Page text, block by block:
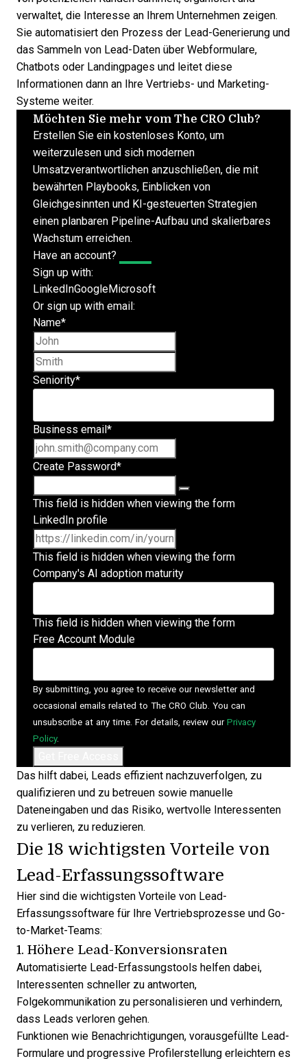
verwaltet, die Interesse an Ihrem Unternehmen zeigen.
Sie automatisiert den Prozess der Lead-Generierung und
das Sammeln von Lead-Daten über Webformulare,
Chatbots oder Landingpages und leitet diese
Informationen dann an Ihre Vertriebs- und Marketing-
Systeme weiter.
Möchten Sie mehr vom The CRO Club?
Erstellen Sie ein kostenloses Konto, um
weiterzulesen und sich modernen
Umsatzverantwortlichen anzuschließen, die mit
bewährten Playbooks, Einblicken von
Gleichgesinnten und KI-gesteuerten Strategien
einen planbaren Pipeline-Aufbau und skalierbares
Wachstum erreichen.
Have an account?
Sign up with:
LinkedInGoogleMicrosoft
Or sign up with email:
Name*
Seniority*
Business email *
Create Password*
This field is hidden when viewing the form
LinkedIn profile
This field is hidden when viewing the form
Company's AI adoption maturity
This field is hidden when viewing the form
Free Account Module
By submitting, you agree to receive our newsletter and
occasional emails related to The CRO Club. You can
unsubscribe at any time. For details, review our Privacy
Policy.
Das hilft dabei, Leads effizient nachzuverfolgen, zu
qualifizieren und zu betreuen sowie manuelle
Dateneingaben und das Risiko, wertvolle Interessenten
zu verlieren, zu reduzieren.
Die 18 wichtigsten Vorteile von
Lead-Erfassungssoftware
Hier sind die wichtigsten Vorteile von Lead-
Erfassungssoftware für Ihre Vertriebsprozesse und Go-
to-Market-Teams:
1. Höhere Lead-Konversionsraten
Automatisierte Lead-Erfassungstools helfen dabei,
Interessenten schneller zu antworten,
Folgekommunikation zu personalisieren und verhindern,
dass Leads verloren gehen.
Funktionen wie Benachrichtigungen, vorausgefüllte Lead-
Formulare und progressive Profilerstellung erleichtern es